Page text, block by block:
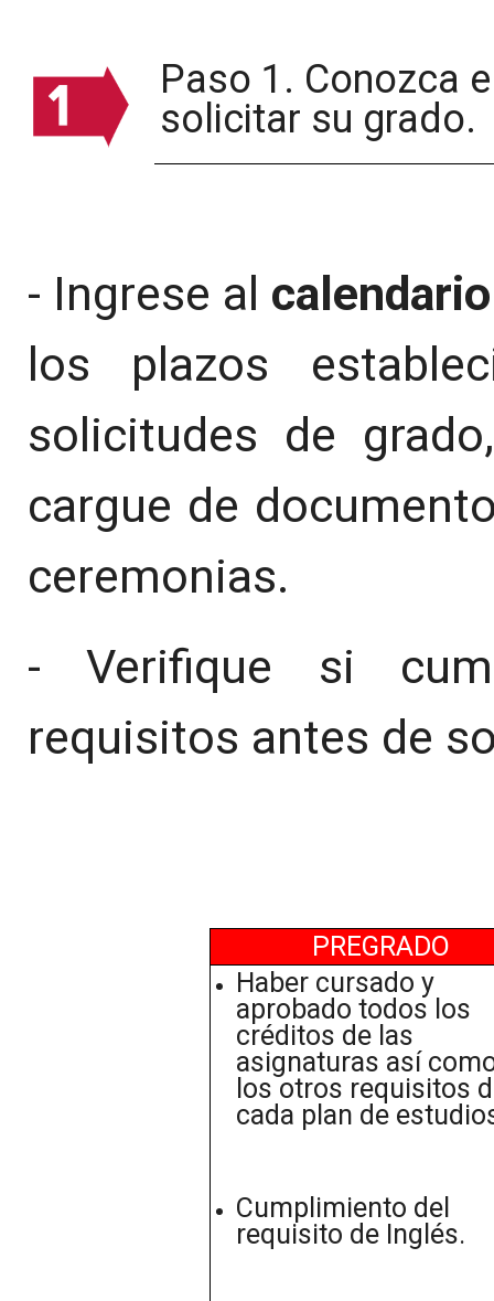
Paso 1. Conozca
solicitar su grado.
- Ingrese al
los plazos
solicitudes de
cargue de
ceremonias.
- Verifique si
requisitos antes de
PREGRADO
Haber cursado y
aprobado todos los
créditos de las
asignaturas así
los otros requisitos
cada plan de
Cumplimiento del
requisito de Inglés.